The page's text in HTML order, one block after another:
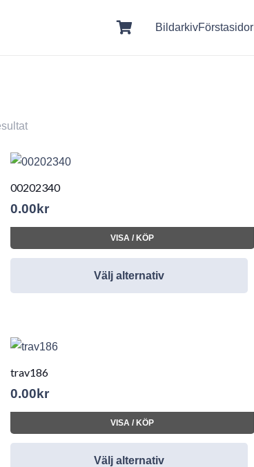
BildarkivFörstasidor
00202340
0.00 kr
VISA / KÖP
Välj alternativ
trav186
0.00 kr
VISA / KÖP
Välj alternativ